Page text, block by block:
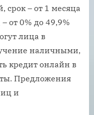
срок – от 1 месяца
от 0% до 49,9%
лица в
наличными,
кредит онлайн в
Предложения
и